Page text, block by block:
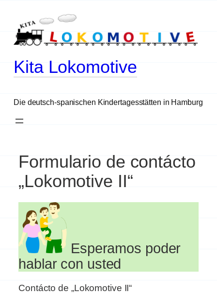
Inhalt
springen
Kita Lokomotive
Die deutsch-spanischen Kindertagesstätten in Hamburg
Formulario de contácto
„Lokomotive II“
Esperamos poder
hablar con usted
Contácto de „Lokomotive II“